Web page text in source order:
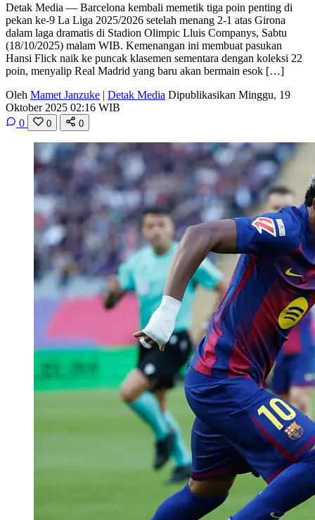
Detak Media — Barcelona kembali memetik tiga poin penting di
pekan ke-9 La Liga 2025/2026 setelah menang 2-1 atas Girona
dalam laga dramatis di Stadion Olimpic Lluis Companys, Sabtu
(18/10/2025) malam WIB. Kemenangan ini membuat pasukan
Hansi Flick naik ke puncak klasemen sementara dengan koleksi 22
poin, menyalip Real Madrid yang baru akan bermain esok […]
Oleh Mamet Janzuke | Detak Media Dipublikasikan Minggu, 19
Oktober 2025 02:16 WIB
0
0 0